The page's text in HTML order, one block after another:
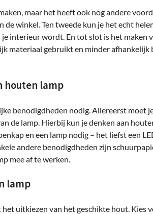
maar het heeft ook nog andere
winkel. Ten tweede kun je het echt
interieur wordt. En tot slot is het maken
materiaal gebruikt en minder afhankelijk
houten lamp
benodigdheden nodig. Allereerst moet
de lamp. Hierbij kun je denken aan
en een lamp nodig – het liefst een
andere benodigdheden zijn
mee af te werken.
lamp
uitkiezen van het geschikte hout. Kies